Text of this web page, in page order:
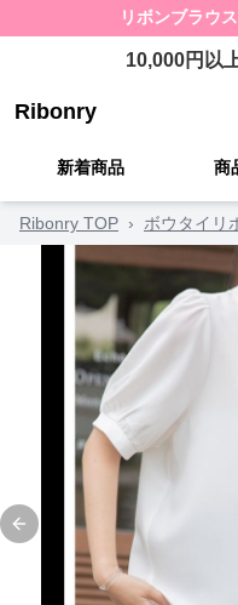
リボンブラウス
10,000円以
Ribonry
新着商品 商
Ribonry TOP › ボウタイリ
Previous slide